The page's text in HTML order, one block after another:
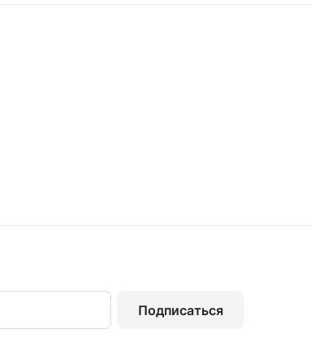
Подписаться